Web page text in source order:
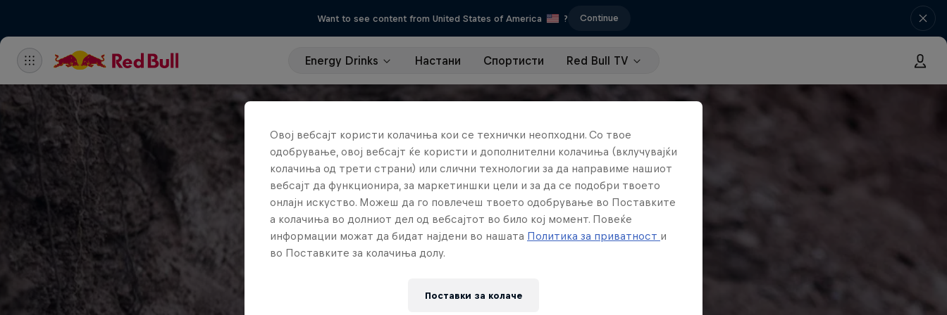
Want to see content from United States of America ? Continue
Energy Drinks Настани Спортисти Red Bull TV
Овој вебсајт користи колачиња кои се технички неопходни. Со твое
одобрување, овој вебсајт ќе користи и дополнителни колачиња (вклучувајќи
колачиња од трети страни) или слични технологии за да направиме нашиот
вебсајт да функционира, за маркетиншки цели и за да се подобри твоето
онлајн искуство. Можеш да го повлечеш твоето одобрување во Поставките
а колачиња во долниот дел од вебсајтот во било кој момент. Повеќе
информации можат да бидат најдени во нашата Политика за приватност и
во Поставките за колачиња долу.
Поставки за колачe